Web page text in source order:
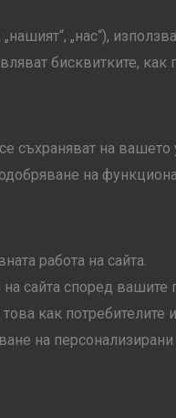
„нас“),
бисквитките,
съхраняват на
на
работа на сайта.
на сайта според вашите
как потребителите
на